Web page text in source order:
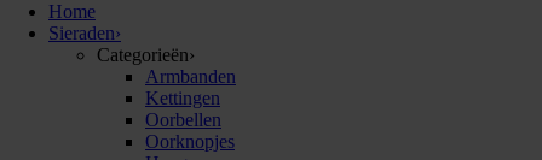
Home
Sieraden›
Categorieën›
Armbanden
Kettingen
Oorbellen
Oorknopjes